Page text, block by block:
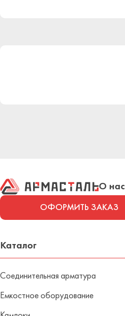
О нас
ОФОРМИТЬ ЗАКАЗ
Каталог
Соединительная арматура
Емкостное оборудование